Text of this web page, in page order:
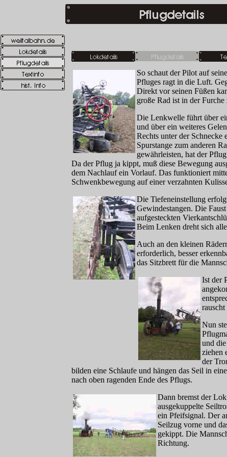
So schaut der Pilot auf
Pfluges ragt in die Luft.
Direkt vor seinen Füßen
große Rad ist in der Furche
Die Lenkwelle führt über
und über ein weiteres
Rechts unter der Schnecke
Spurstange zum anderen
gewährleisten, hat der
Da der Pflug ja kippt, muß diese Bewegung
dem Nachlauf ein Vorlauf. Das funktioniert
Schwenkbewegung auf einer verzahnten
Die Tiefeneinstellung
Gewindestangen. Die
aufgesteckten
Beim Lenken dreht sich
Auch an den kleinen
erforderlich, besser
das Sitzbrett für die
Ist der
Nun
und
ziehen
der
bilden eine Schlaufe und hängen das Seil in
nach oben ragenden Ende des Pflugs.
Dann bremst der
ausgekuppelte
ein Pfeifsignal. Der
Seilzug vorne und
gekippt. Die
Richtung.